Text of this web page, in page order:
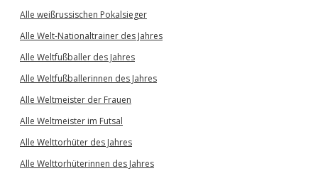
Alle weißrussischen Pokalsieger
Alle Welt-Nationaltrainer des Jahres
Alle Weltfußballer des Jahres
Alle Weltfußballerinnen des Jahres
Alle Weltmeister der Frauen
Alle Weltmeister im Futsal
Alle Welttorhüter des Jahres
Alle Welttorhüterinnen des Jahres